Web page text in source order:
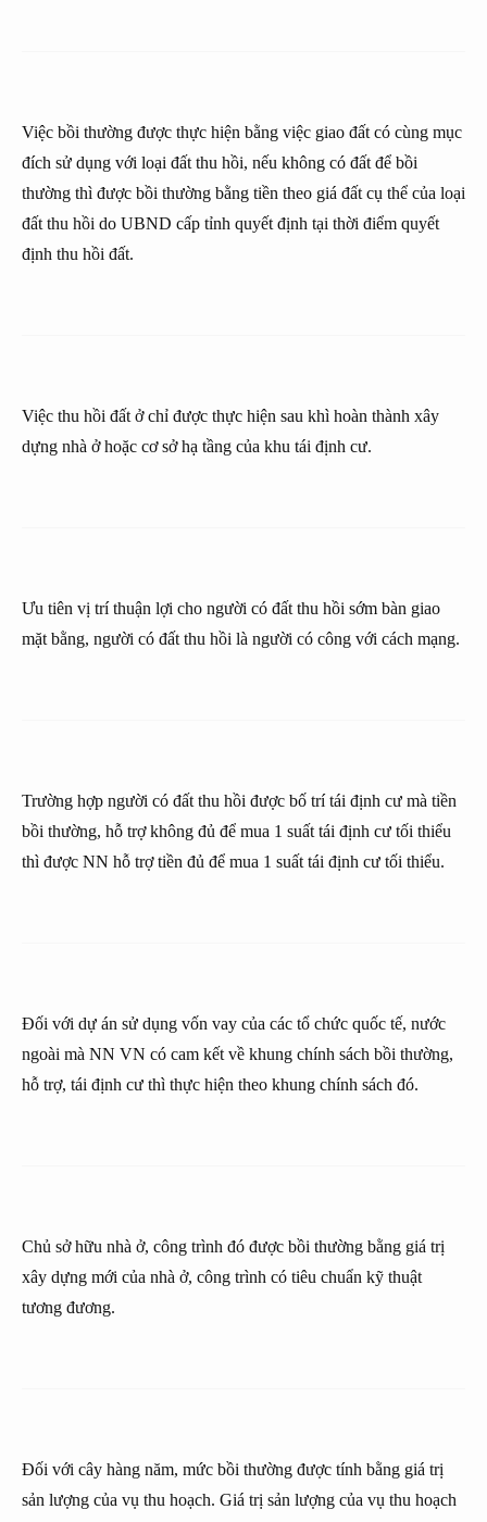
Việc bồi thường được thực hiện bằng việc giao đất có cùng mục
đích sử dụng với loại đất thu hồi, nếu không có đất để bồi
thường thì được bồi thường bằng tiền theo giá đất cụ thể của loại
đất thu hồi do UBND cấp tỉnh quyết định tại thời điểm quyết
định thu hồi đất.
Việc thu hồi đất ở chỉ được thực hiện sau khì hoàn thành xây
dựng nhà ở hoặc cơ sở hạ tầng của khu tái định cư.
Ưu tiên vị trí thuận lợi cho người có đất thu hồi sớm bàn giao
mặt bằng, người có đất thu hồi là người có công với cách mạng.
Trường hợp người có đất thu hồi được bố trí tái định cư mà tiền
bồi thường, hỗ trợ không đủ để mua 1 suất tái định cư tối thiểu
thì được NN hỗ trợ tiền đủ để mua 1 suất tái định cư tối thiểu.
Đối với dự án sử dụng vốn vay của các tổ chức quốc tế, nước
ngoài mà NN VN có cam kết về khung chính sách bồi thường,
hỗ trợ, tái định cư thì thực hiện theo khung chính sách đó.
Chủ sở hữu nhà ở, công trình đó được bồi thường bằng giá trị
xây dựng mới của nhà ở, công trình có tiêu chuẩn kỹ thuật
tương đương.
Đối với cây hàng năm, mức bồi thường được tính bằng giá trị
sản lượng của vụ thu hoạch. Giá trị sản lượng của vụ thu hoạch